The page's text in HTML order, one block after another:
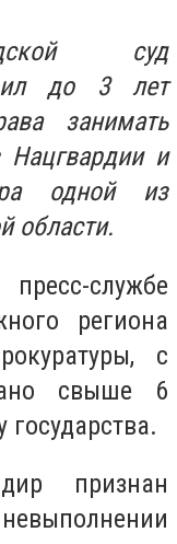
суд
до 3 лет
занимать
и
одной из
области.
службе
региона
с
свыше 6
признан